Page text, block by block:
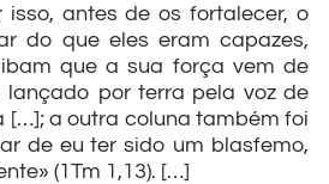
isso, antes de os fortalecer, o
do que eles eram capazes,
que a sua força vem de
lançado por terra pela voz de
[…]; a outra coluna também foi
de eu ter sido um blasfemo,
(1Tm 1,13). […]